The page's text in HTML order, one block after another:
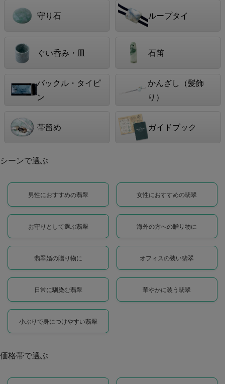
守り石 ループタイ
ぐい呑み・皿 石笛
バックル・タイピ
ン
かんざし（髪飾
り）
帯留め ガイドブック
シーンで選ぶ
男性におすすめの翡翠 女性におすすめの翡翠
お守りとして選ぶ翡翠 海外の方への贈り物に
翡翠婚の贈り物に オフィスの装い翡翠
日常に馴染む翡翠 華やかに装う翡翠
小ぶりで身につけやすい翡翠
価格帯で選ぶ